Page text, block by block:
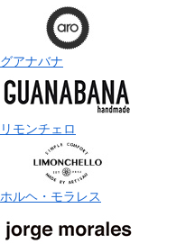
グアナバナ
リモンチェロ
ホルヘ・モラレス